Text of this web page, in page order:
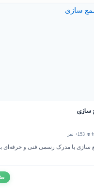
سازی
👨‍🎓 153+ نفر
سازی با مدرک رسمی فنی و حرفه‌ای